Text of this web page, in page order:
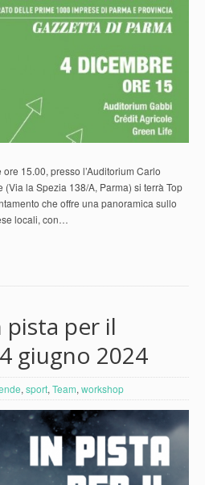
15.00, presso l’Auditorium Carlo
la Spezia 138/A, Parma) si terrà Top
che offre una panoramica sullo
locali, con…
pista per il
giugno 2024
, sport, Team, workshop